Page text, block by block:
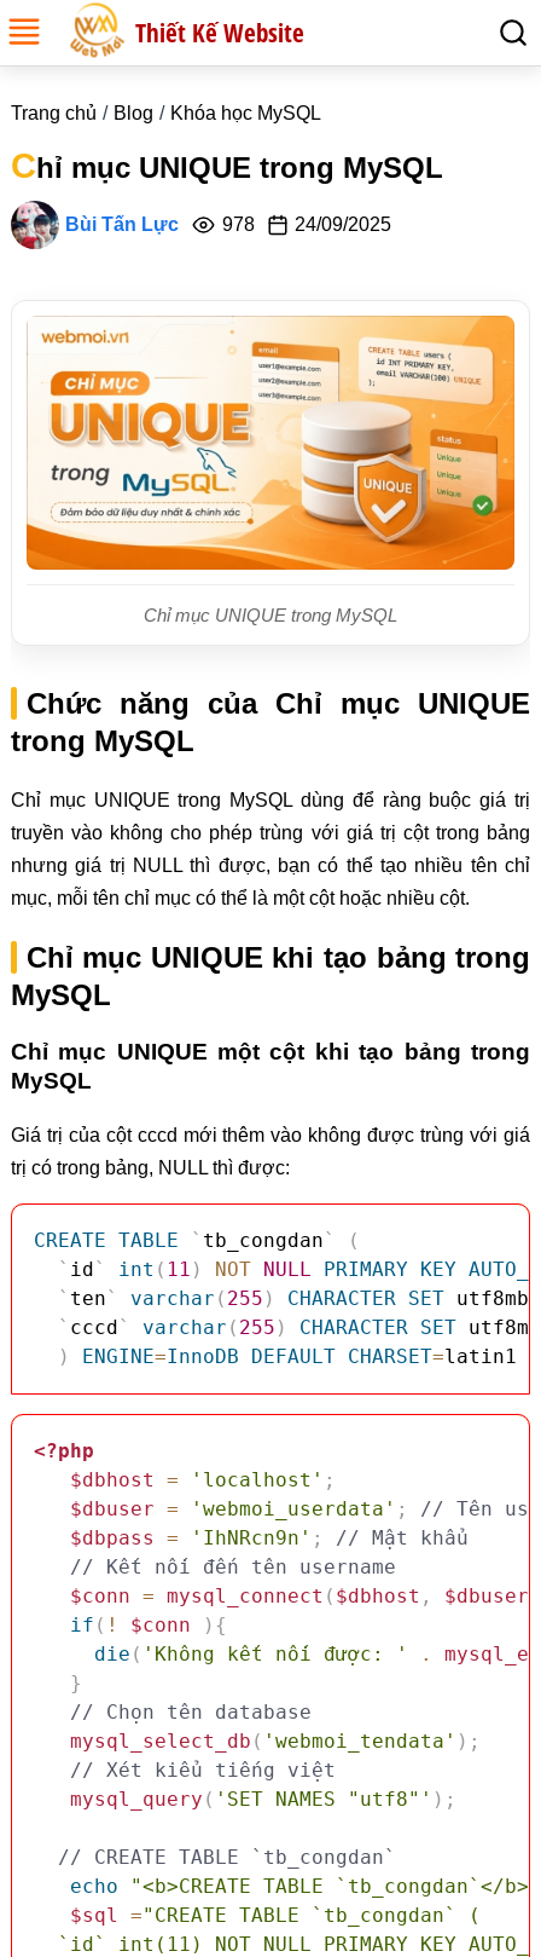
Thiết Kế Website
Trang chủ Blog Khóa học MySQL
Chỉ mục UNIQUE trong MySQL
Bùi Tấn Lực 978 24/09/2025
Chỉ mục UNIQUE trong MySQL
Chức năng của Chỉ mục UNIQUE
trong MySQL
Chỉ mục UNIQUE trong MySQL dùng để ràng buộc giá trị
truyền vào không cho phép trùng với giá trị cột trong bảng
nhưng giá trị NULL thì được, bạn có thể tạo nhiều tên chỉ
mục, mỗi tên chỉ mục có thể là một cột hoặc nhiều cột.
Chỉ mục UNIQUE khi tạo bảng trong
MySQL
Chỉ mục UNIQUE một cột khi tạo bảng trong
MySQL
Giá trị của cột cccd mới thêm vào không được trùng với giá
trị có trong bảng, NULL thì được:
CREATE TABLE ` tb_congdan`
(
` id` int ( 11 ) NOT NULL PRIMARY KEY
` ten` varchar ( 255 ) CHARACTER SET
` cccd` varchar ( 255 ) CHARACTER SET
)
ENGINE=InnoDB DEFAULT CHARSET=latin1
<?php
$dbhost
= 'localhost' ;
$dbuser = 'webmoi_userdata' ;
// Tên
$dbpass
= 'IhNRcn9n' ;
// Mật khẩu
// Kết nối đến tên username
$conn = mysql_connect ( $dbhost , $dbuser
if ( ! $conn ) {
die ( 'Không kết nối được: ' .
}
// Chọn tên database
mysql_select_db ( 'webmoi_tendata' ) ;
// Xét kiểu tiếng việt
mysql_query ( 'SET NAMES "utf8"' ) ;
// CREATE TABLE `tb_congdan`
echo
"<b>CREATE TABLE `tb_congdan`</
$sql
="CREATE TABLE `tb_congdan` (
`id` int(11) NOT NULL PRIMARY KEY